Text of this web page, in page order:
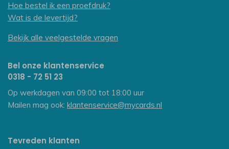
Hoe bestel ik een proefdruk?
Wat is de levertijd?
Bekijk alle veelgestelde vragen
Bel onze klantenservice
0318 - 72 51 23
Op werkdagen van 09:00 tot 18:00 uur
Mailen mag ook: klantenservice@mycards.nl
Tevreden klanten